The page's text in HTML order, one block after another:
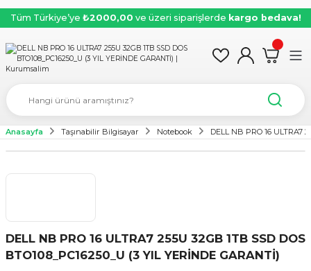
Tüm Türkiye’ye ₺2000,00 ve üzeri siparişlerde kargo bedava!
Anasayfa Taşınabilir Bilgisayar Notebook DELL NB PRO 16 ULTRA7
DELL NB PRO 16 ULTRA7 255U 32GB 1TB SSD DOS
BTO108_PC16250_U (3 YIL YERİNDE GARANTİ)